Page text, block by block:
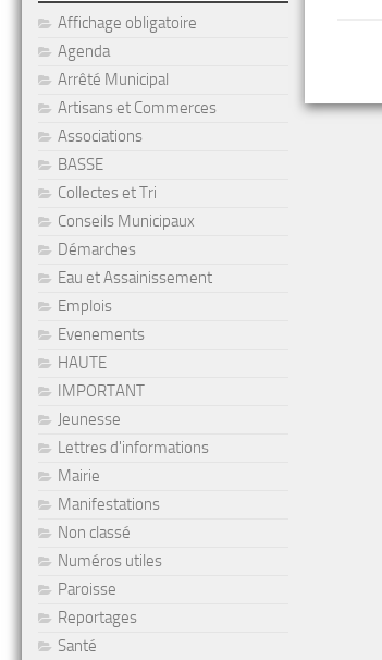
Affichage obligatoire
Agenda
Arrêté Municipal
Artisans et Commerces
Associations
BASSE
Collectes et Tri
Conseils Municipaux
Démarches
Eau et Assainissement
Emplois
Evenements
HAUTE
IMPORTANT
Jeunesse
Lettres d'informations
Mairie
Manifestations
Non classé
Numéros utiles
Paroisse
Reportages
Santé